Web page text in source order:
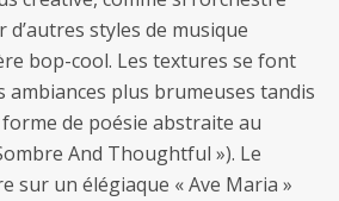
styles de musique
bop-cool. Les textures se font
ambiances plus brumeuses tandis
de poésie abstraite au
And Thoughtful »). Le
sur un élégiaque « Ave Maria »